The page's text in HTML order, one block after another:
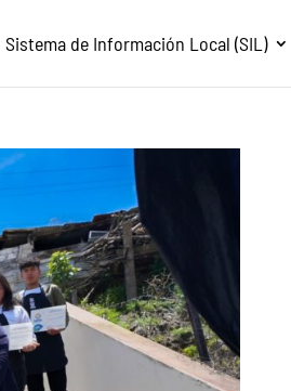
Sistema de Información Local (SIL)